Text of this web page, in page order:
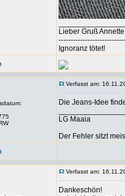
Lieber Gruß Annette
Ignoranz tötet!
Verfasst am:
Die Jeans-Idee
LG Maaia
Der Fehler sitzt
Verfasst am:
Dankeschön!